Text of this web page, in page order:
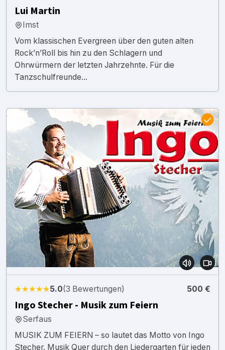
Lui Martin
Imst
Vom klassischen Evergreen über den guten alten
Rock’n’Roll bis hin zu den Schlagern und
Ohrwürmern der letzten Jahrzehnte. Für die
Tanzschulfreunde...
★★★★★5.0(3 Bewertungen) 500 €
Ingo Stecher - Musik zum Feiern
Serfaus
MUSIK ZUM FEIERN – so lautet das Motto von Ingo
Stecher. Musik Quer durch den Liedergarten für jeden